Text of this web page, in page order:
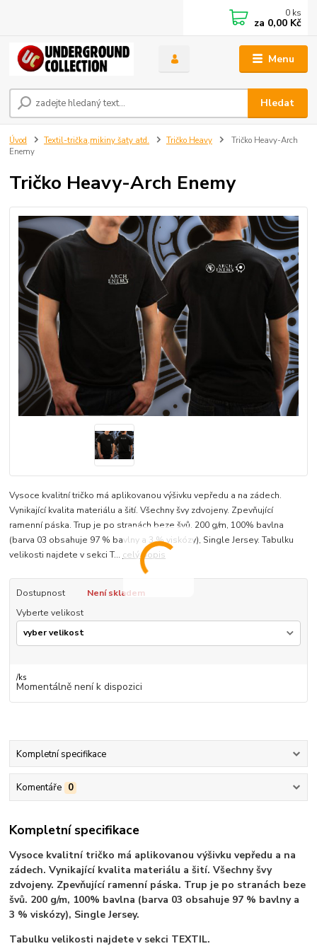
Menu
Hledat
0 ks
za 0,00 Kč
Úvod Textil-trička,mikiny šaty atd. Tričko Heavy
Tričko Heavy-Arch
Enemy
Tričko Heavy-Arch Enemy
Vysoce kvalitní tričko má aplikovanou výšivku vepředu a na zádech.
Vynikající kvalita materiálu a šití. Všechny švy zdvojeny. Zpevňující
ramenní páska. Trup je po stranách beze švů. 200 g/m, 100% bavlna
(barva 03 obsahuje 97 % bavlny a 3 % viskózy), Single Jersey. Tabulku
velikosti najdete v sekci T... celý popis
Dostupnost
Není skladem
Vyberte velikost
/ks
Momentálně není k dispozici
Kompletní specifikace
Komentáře 0
Kompletní specifikace
Vysoce kvalitní tričko má aplikovanou výšivku vepředu a na
zádech. Vynikající kvalita materiálu a šití. Všechny švy
zdvojeny. Zpevňující ramenní páska. Trup je po stranách beze
švů. 200 g/m, 100% bavlna (barva 03 obsahuje 97 % bavlny a
3 % viskózy), Single Jersey.
Tabulku velikosti najdete v sekci TEXTIL.